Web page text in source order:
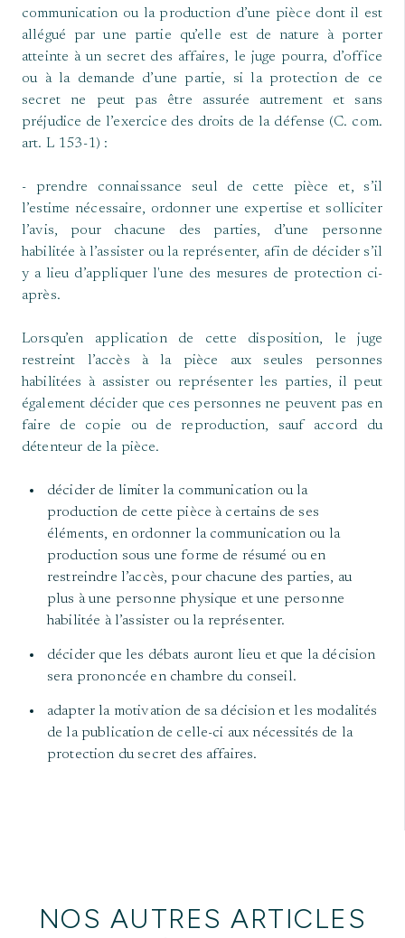
communication ou la production d’une pièce dont il est
allégué par une partie qu’elle est de nature à porter
atteinte à un secret des affaires, le juge pourra, d’office
ou à la demande d’une partie, si la protection de ce
secret ne peut pas être assurée autrement et sans
préjudice de l’exercice des droits de la défense (C. com.
art. L 153-1) :
- prendre connaissance seul de cette pièce et, s’il
l’estime nécessaire, ordonner une expertise et solliciter
l’avis, pour chacune des parties, d’une personne
habilitée à l’assister ou la représenter, afin de décider s’il
y a lieu d’appliquer l'une des mesures de protection ci-
après.
Lorsqu’en application de cette disposition, le juge
restreint l’accès à la pièce aux seules personnes
habilitées à assister ou représenter les parties, il peut
également décider que ces personnes ne peuvent pas en
faire de copie ou de reproduction, sauf accord du
détenteur de la pièce.
décider de limiter la communication ou la
production de cette pièce à certains de ses
éléments, en ordonner la communication ou la
production sous une forme de résumé ou en
restreindre l’accès, pour chacune des parties, au
plus à une personne physique et une personne
habilitée à l’assister ou la représenter.
décider que les débats auront lieu et que la décision
sera prononcée en chambre du conseil.
adapter la motivation de sa décision et les modalités
de la publication de celle-ci aux nécessités de la
protection du secret des affaires.
NOS AUTRES ARTICLES